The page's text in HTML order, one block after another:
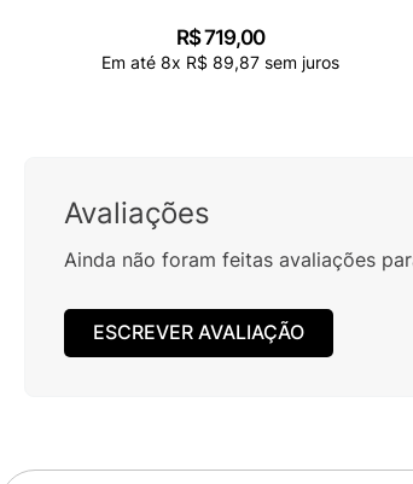
R$719,00
Em até8x R$ 89,87 sem juros
Avaliações
Ainda não foram feitas avaliações
ESCREVER AVALIAÇÃO